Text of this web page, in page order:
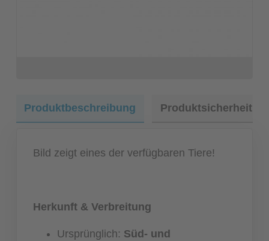
Produktbeschreibung Produktsicherheit
Bild zeigt eines der verfügbaren Tiere!
Herkunft & Verbreitung
Ursprünglich: Süd- und